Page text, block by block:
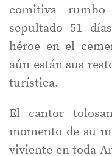
comitiva
sepultado 51
héroe en el
aún están sus
turística.
El cantor
momento de su
viviente en toda